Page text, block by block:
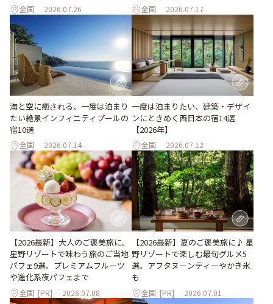
全国 2026.07.26 全国 2026.07.17
海と空に癒される、一度は泊まり
たい絶景インフィニティプールの
宿10選
全国 2026.07.14
一度は泊まりたい、建築・デザイ
ンにときめく西日本の宿14選
【2026年】
全国 2026.07.12
【2026最新】大人のご褒美旅に。
星野リゾートで味わう旅のご当地
パフェ9選。プレミアムフルーツ
や進化系夜パフェまで
全国 [PR] 2026.07.08
【2026最新】夏のご褒美旅に♪ 星
野リゾートで楽しむ最旬グルメ5
選。アフタヌーンティーやかき氷
も
全国 [PR] 2026.07.01